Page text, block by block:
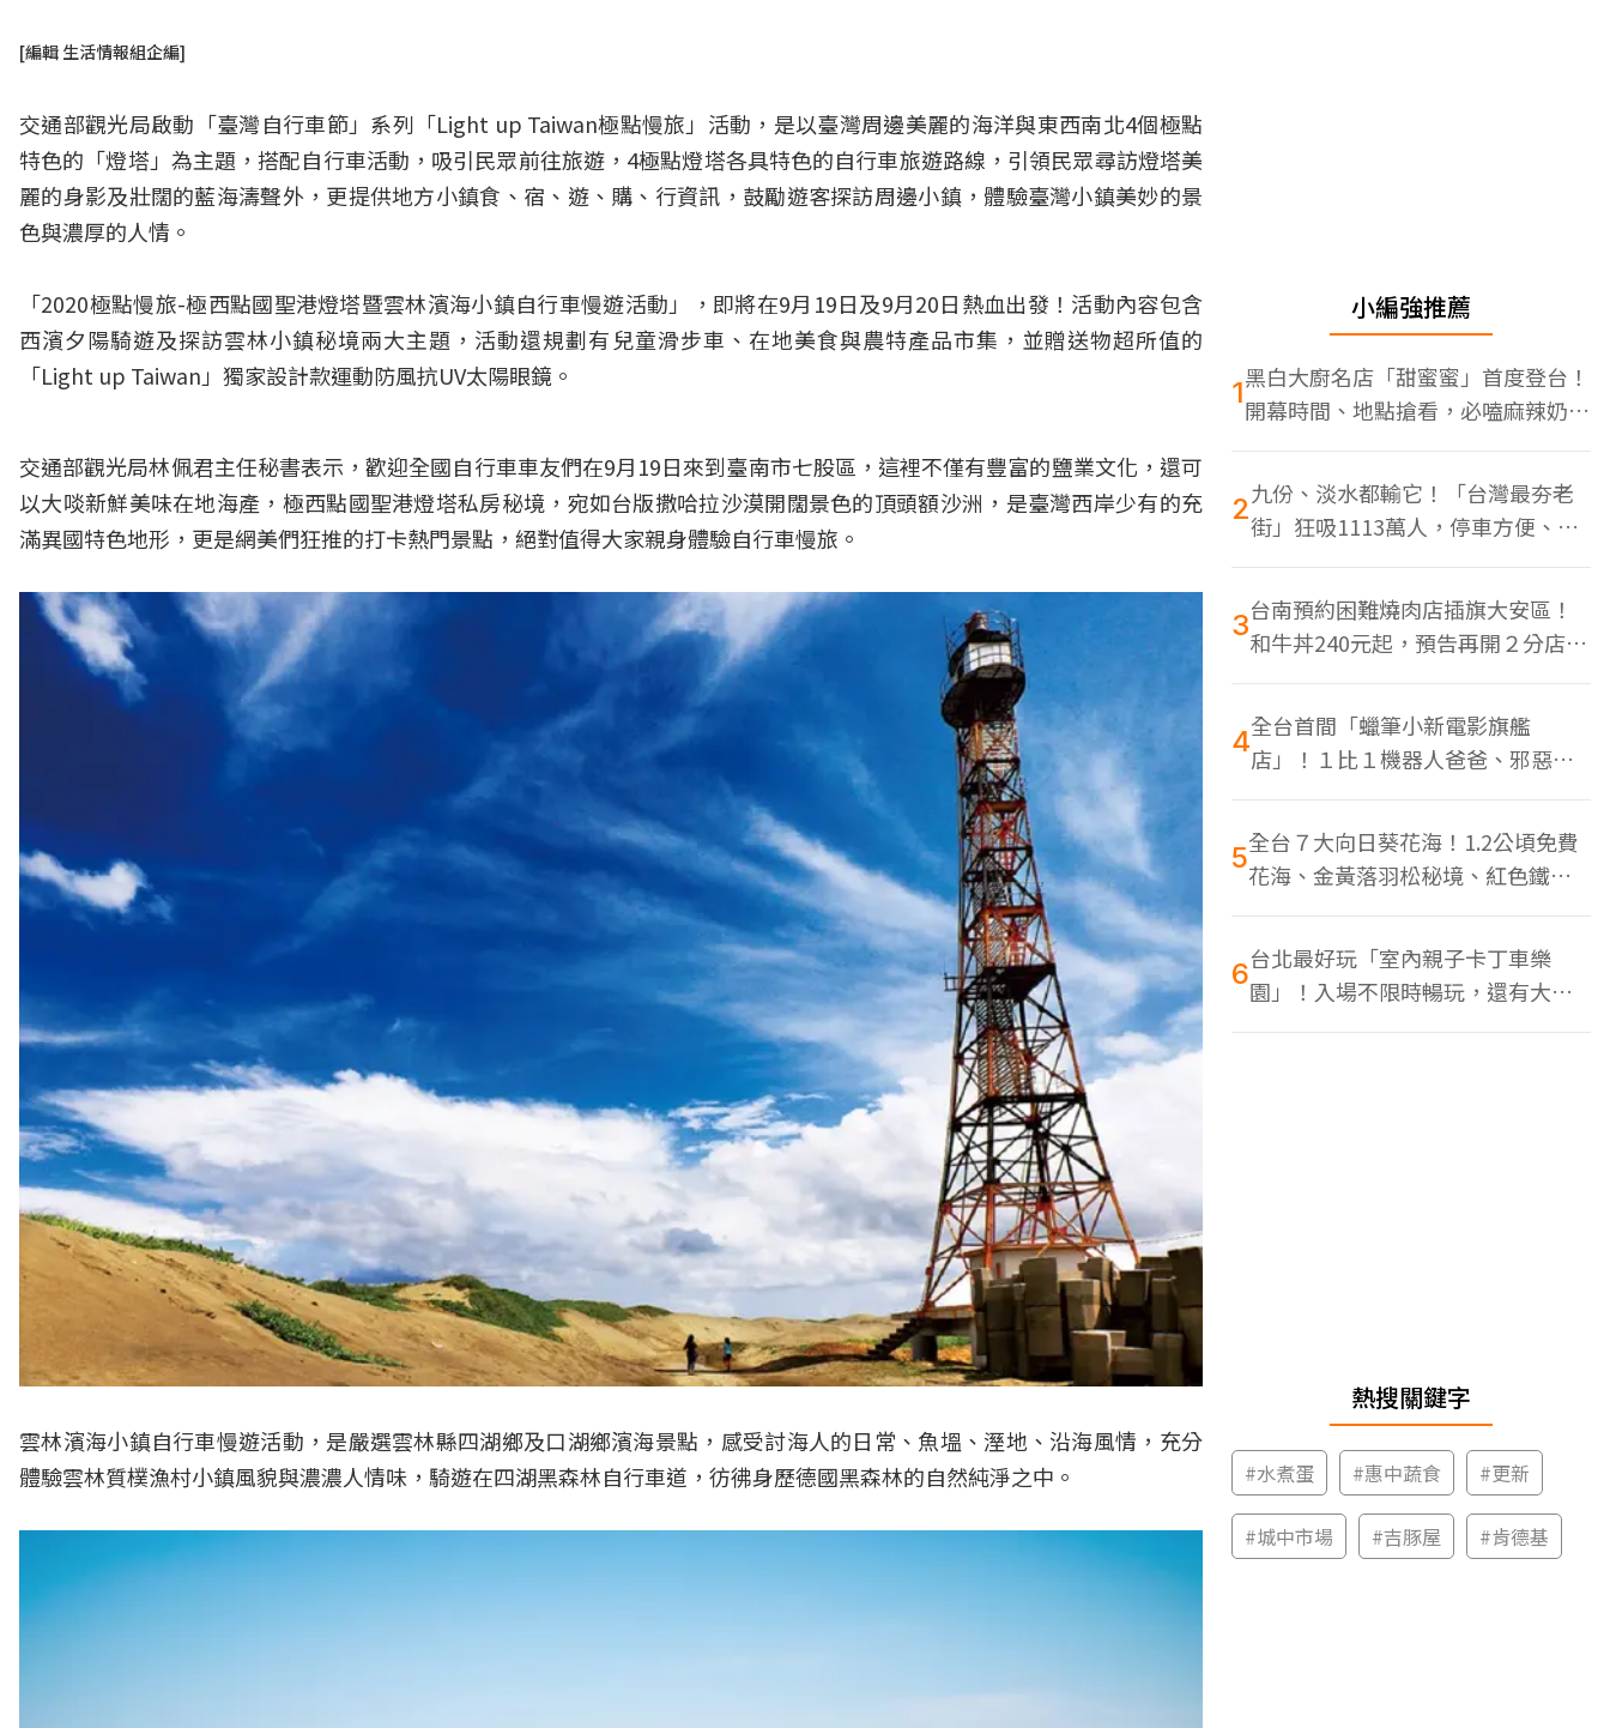
[編輯 生活情報組企編]
交通部觀光局啟動「臺灣自行車節」系列「Light up Taiwan極點慢旅」活動，是以臺灣周邊美麗的海洋與東西南北4個極點
特色的「燈塔」為主題，搭配自行車活動，吸引民眾前往旅遊，4極點燈塔各具特色的自行車旅遊路線，引領民眾尋訪燈塔美
麗的身影及壯闊的藍海濤聲外，更提供地方小鎮食、宿、遊、購、行資訊，鼓勵遊客探訪周邊小鎮，體驗臺灣小鎮美妙的景
色與濃厚的人情。
「2020極點慢旅-極西點國聖港燈塔暨雲林濱海小鎮自行車慢遊活動」，即將在9月19日及9月20日熱血出發！活動內容包含
西濱夕陽騎遊及探訪雲林小鎮秘境兩大主題，活動還規劃有兒童滑步車、在地美食與農特產品市集，並贈送物超所值的
「Light up Taiwan」獨家設計款運動防風抗UV太陽眼鏡。
交通部觀光局林佩君主任秘書表示，歡迎全國自行車車友們在9月19日來到臺南市七股區，這裡不僅有豐富的鹽業文化，還可
以大啖新鮮美味在地海產，極西點國聖港燈塔私房秘境，宛如台版撒哈拉沙漠開闊景色的頂頭額沙洲，是臺灣西岸少有的充
滿異國特色地形，更是網美們狂推的打卡熱門景點，絕對值得大家親身體驗自行車慢旅。
雲林濱海小鎮自行車慢遊活動，是嚴選雲林縣四湖鄉及口湖鄉濱海景點，感受討海人的日常、魚塭、溼地、沿海風情，充分
體驗雲林質樸漁村小鎮風貌與濃濃人情味，騎遊在四湖黑森林自行車道，彷彿身歷德國黑森林的自然純淨之中。
小編強推薦
1黑白大廚名店「甜蜜蜜」首度登台！
開幕時間、地點搶看，必嗑麻辣奶油
蝦
2九份、淡水都輸它！「台灣最夯老
街」狂吸1113萬人，停車方便、特
色美食多
3台南預約困難燒肉店插旗大安區！
和牛丼240元起，預告再開２分店、
地點曝光
4全台首間「蠟筆小新電影旗艦
店」！１比１機器人爸爸、邪惡正
男，百款周邊買翻
5全台７大向日葵花海！1.2公頃免費
花海、金黃落羽松秘境、紅色鐵橋
同框
6台北最好玩「室內親子卡丁車樂
園」！入場不限時暢玩，還有大螢
幕Switch遊戲區
熱搜關鍵字
#水煮蛋 #惠中蔬食 #更新
#城中市場 #吉豚屋 #肯德基